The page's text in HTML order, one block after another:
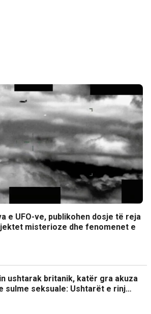
e UFO-ve, publikohen dosje të reja
misterioze dhe fenomenet e
ushtarak britanik, katër gra akuza
sulme seksuale: Ushtarët e rinj…